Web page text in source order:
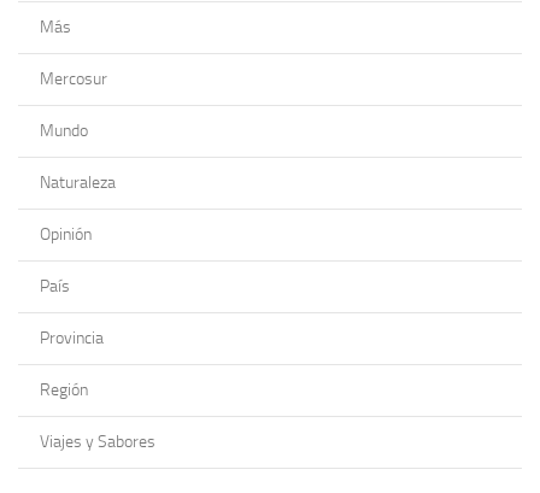
Más
Mercosur
Mundo
Naturaleza
Opinión
País
Provincia
Región
Viajes y Sabores